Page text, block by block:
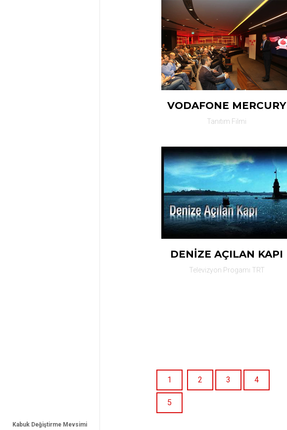
Kabuk Değiştirme Mevsimi
VODAFONE MERCURY
Tanıtım Filmi
DENİZE AÇILAN KAPI
Televizyon Progamı TRT
1 2 3 4
5